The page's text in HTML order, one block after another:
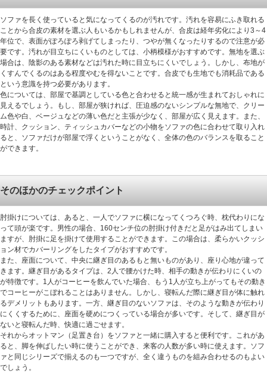
ソファを長く使っていると気になってくるのが汚れです。汚れを容易にふき取れる
ことから合皮の素材を選ぶ人もいるかもしれませんが、合皮は経年劣化により3～4
年位で、表面がぽろぽろ剥げてしまったり、つやが無くなったりするので注意が必
要です。汚れが目立ちにくいものとしては、小柄模様がおすすめです。無地を選ぶ
場合は、陰影のある素材などは汚れた時に目立ちにくいでしょう。しかし、布地が
くすんでくるのはある程度やむを得ないことです。合皮でも生地でも消耗品である
という意識を持つ必要があります。
色については、部屋で基調としている色と合わせると統一感が生まれておしゃれに
見えるでしょう。もし、部屋が狭ければ、圧迫感のないシンプルな無地で、クリー
ム色や白、ベージュなどの薄い色だと主張が少なく、部屋が広く見えます。また、
時計、クッション、ティッシュカバーなどの小物をソファの色に合わせて取り入れ
ると、ソファだけが部屋で浮くということがなく、全体の色のバランスを取ること
ができます。
そのほかのチェックポイント
肘掛けについては、あると、一人でソファに横になってくつろぐ時、枕代わりにな
って頭が楽です。男性の場合、160センチ位の肘掛け付きだと足がはみ出てしまい
ますが、肘掛に足を掛けて使用することができます。この場合は、柔らかいクッシ
ョン材でカバーリングをしたタイプがおすすめです。
また、座面について、中央に継ぎ目のあるもと無いものがあり、座り心地が違って
きます。継ぎ目があるタイプは、2人で腰かけた時、相手の動きが伝わりにくいの
が特徴です。1人がコーヒーを飲んでいた場合、もう1人が立ち上がってもその動き
でコーヒーがこぼれることはありません。しかし、寝転んだ際に継ぎ目が体に触れ
るデメリットもあります。一方、継ぎ目のないソファは、そのような動きが伝わり
にくくするために、座面を硬めにつくっている場合が多いです。そして、継ぎ目が
ないと寝転んだ時、快適に過ごせます。
それからオットマン（足置き台）をソファと一緒に購入すると便利です。これがあ
ると、脚を伸ばしたい時に使うことができ、来客の人数が多い時に使えます。ソフ
ァと同じシリーズで揃えるのも一つですが、全く違うものを組み合わせるのもよい
でしょう。